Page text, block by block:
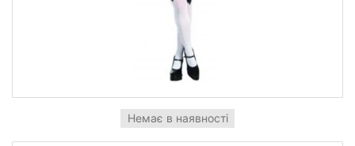
Немає в наявності